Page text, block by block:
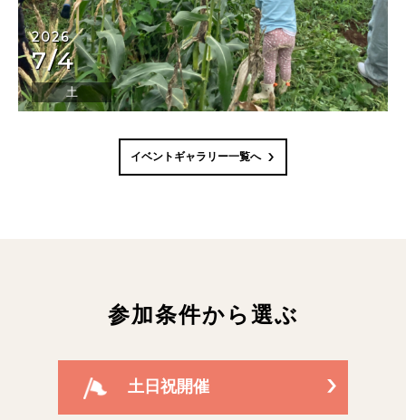
2026
7/4
土
イベントギャラリー一覧へ
参加条件から選ぶ
土日祝開催